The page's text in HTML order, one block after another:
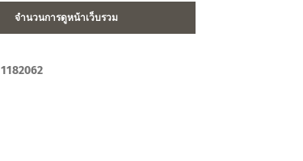
จำนวนการดูหน้าเว็บรวม
1182062